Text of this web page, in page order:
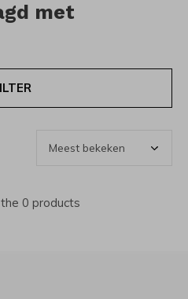
met
0 products